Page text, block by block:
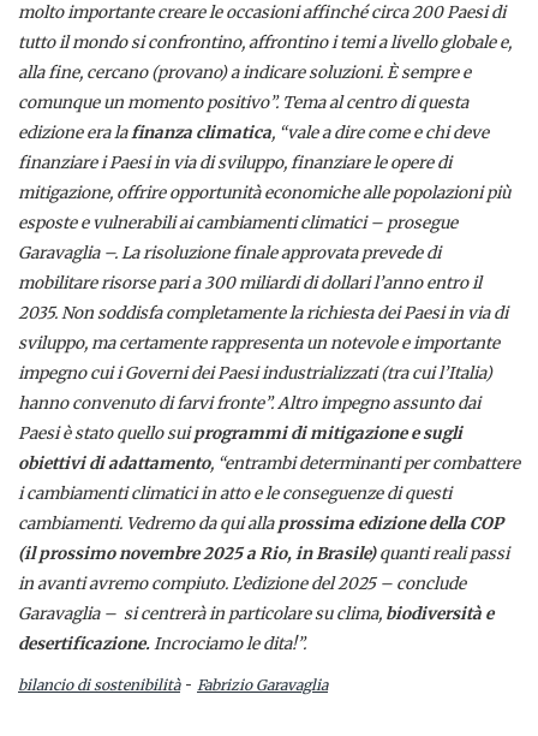
molto importante creare le occasioni affinché circa 200 Paesi di
tutto il mondo si confrontino, affrontino i temi a livello globale e,
alla fine, cercano (provano) a indicare soluzioni. È sempre e
comunque un momento positivo”. Tema al centro di questa
edizione era lafinanza climatica, “vale a dire come e chi deve
finanziare i Paesi in via di sviluppo, finanziare le opere di
mitigazione, offrire opportunità economiche alle popolazioni più
esposte e vulnerabili ai cambiamenti climatici – prosegue
Garavaglia –. La risoluzione finale approvata prevede di
mobilitare risorse pari a 300 miliardi di dollari l’anno entro il
2035. Non soddisfa completamente la richiesta dei Paesi in via di
sviluppo, ma certamente rappresenta un notevole e importante
impegno cui i Governi dei Paesi industrializzati (tra cui l’Italia)
hanno convenuto di farvi fronte”.Altro impegno assunto dai
Paesi è stato quello suiprogrammi di mitigazione e sugli
obiettivi di adattamento, “entrambi determinanti per combattere
i cambiamenti climatici in atto e le conseguenze di questi
cambiamenti. Vedremo da qui allaprossima edizione della COP
(il prossimo novembre 2025 a Rio, in Brasile)quanti reali passi
in avanti avremo compiuto. L’edizione del 2025 – conclude
Garavaglia – si centrerà in particolare su clima, biodiversità e
desertificazione.Incrociamo le dita!”.
bilancio di sostenibilità- Fabrizio Garavaglia